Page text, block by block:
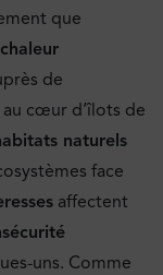
que
de
cœur d’îlots de
naturels
face
affectent
uns. Comme